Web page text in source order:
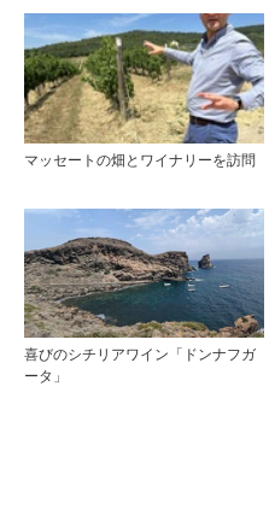
マッセートの畑とワイナリーを訪問
喜びのシチリアワイン「ドンナフガ
ータ」